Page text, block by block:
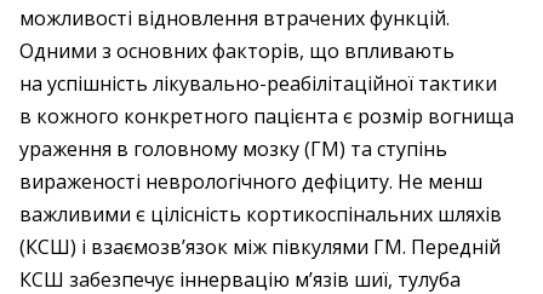
можливості відновлення втрачених функцій.
Одними з основних факторів, що впливають
на успішність лікувально-реабілітаційної тактики
в кожного конкретного пацієнта є розмір вогнища
ураження в головному мозку (ГМ) та ступінь
вираженості неврологічного дефіциту. Не менш
важливими є цілісність кортикоспінальних шляхів
(КСШ) і взаємозв’язок між півкулями ГМ. Передній
КСШ забезпечує іннервацію м’язів шиї, тулуба